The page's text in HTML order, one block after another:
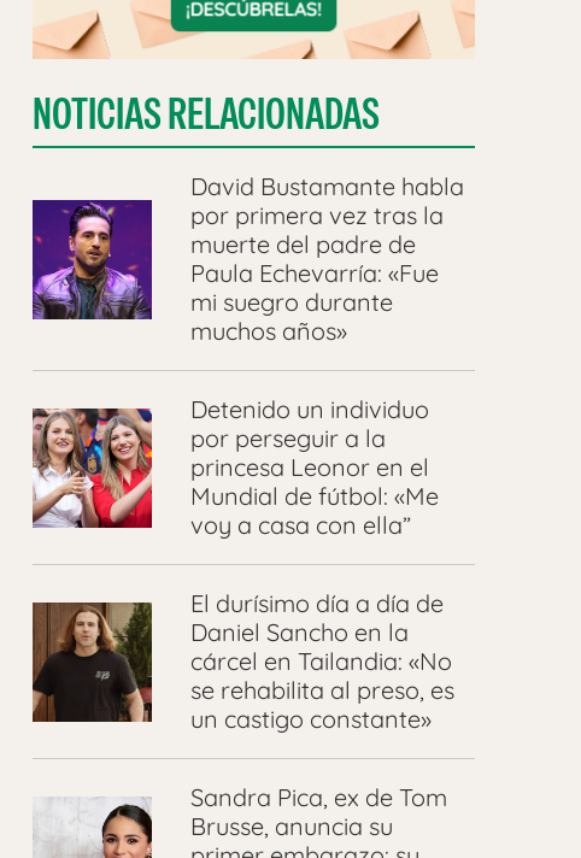
NOTICIAS RELACIONADAS
David Bustamante habla
por primera vez tras la
muerte del padre de
Paula Echevarría: «Fue
mi suegro durante
muchos años»
Detenido un individuo
por perseguir a la
princesa Leonor en el
Mundial de fútbol: «Me
voy a casa con ella”
El durísimo día a día de
Daniel Sancho en la
cárcel en Tailandia: «No
se rehabilita al preso, es
un castigo constante»
Sandra Pica, ex de Tom
Brusse, anuncia su